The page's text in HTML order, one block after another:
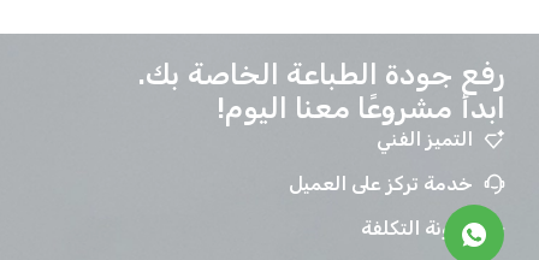
رفع جودة الطباعة الخاصة بك.
ابدأ مشروعًا معنا اليوم!
التميز الفني
خدمة تركز على العميل
مرونة التكلفة